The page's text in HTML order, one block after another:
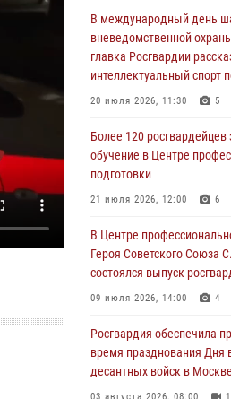
Столичные росгвардейцы
мужчин, устроивших
(видео)
06 августа 2026, 11:20 1
безопасность на
обеспечила Росгвардия
06 августа 2026, 08:30
мужчину, устроившего
конторе (Видео)
05 августа 2026, 12:39 1
безопасность проведения
Кубка России (Видео)
05 августа 2026, 12:35 1
В международный день
вневедомственной
главка Росгвардии
интеллектуальный спорт
20 июля 2026, 11:30 5
Более 120 росгвардейцев
обучение в Центре
подготовки
21 июля 2026, 12:00 6
В Центре
Героя Советского Союза
состоялся выпуск
09 июля 2026, 14:00 4
Росгвардия обеспечила
время празднования Дня
десантных войск в